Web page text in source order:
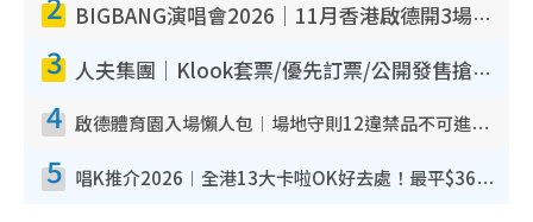
BIGBANG演唱會2026｜11月香港啟德開3場！實名制VIP申請、優先購票攻略
3 人夫集團｜Klook套票/優先訂票/公開發售搶飛攻略！附票價.購票連結.場地座位表
4 啟德體育園入場懶人包︱場地守則12違禁品不可進場准帶細水樽但全場禁樽蓋！應援牌有限制！
5 唱K推介2026︱全港13大卡啦OK好去處！最平$36起 日文K都有！(附地址+收費詳情)